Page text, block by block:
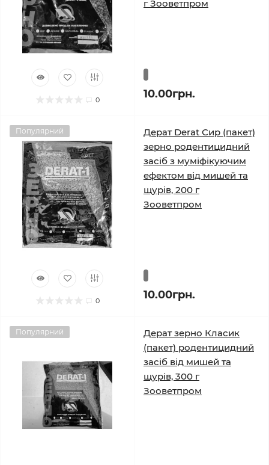
0
г Зооветпром
10.00грн.
Популярний
0
Дерат Derat Сир (пакет)
зерно родентицидний
засіб з муміфікуючим
ефектом від мишей та
щурів, 200 г
Зооветпром
10.00грн.
Популярний
Дерат зерно Класик
(пакет) родентицидний
засіб від мишей та
щурів, 300 г
Зооветпром